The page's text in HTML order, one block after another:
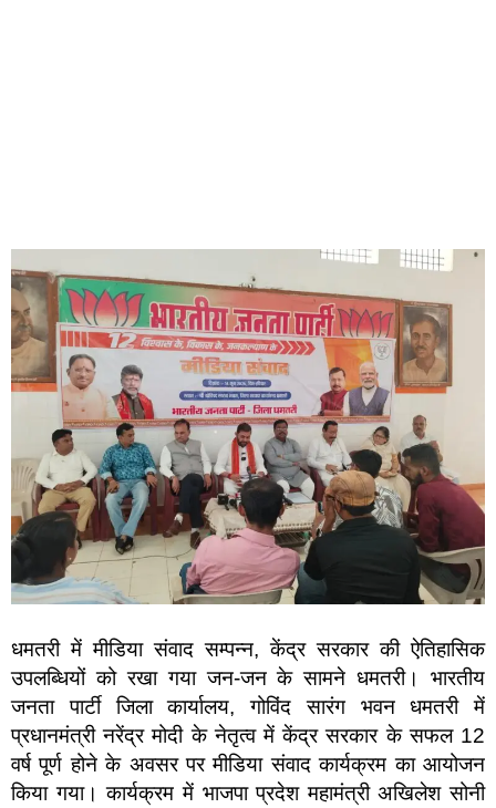
धमतरी में मीडिया संवाद सम्पन्न, केंद्र सरकार की ऐतिहासिक
उपलब्धियों को रखा गया जन-जन के सामने धमतरी। भारतीय
जनता पार्टी जिला कार्यालय, गोविंद सारंग भवन धमतरी में
प्रधानमंत्री नरेंद्र मोदी के नेतृत्व में केंद्र सरकार के सफल 12
वर्ष पूर्ण होने के अवसर पर मीडिया संवाद कार्यक्रम का आयोजन
किया गया। कार्यक्रम में भाजपा प्रदेश महामंत्री अखिलेश सोनी